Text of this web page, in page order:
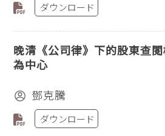
ダウンロード
晚清《公司律》下的股東查
為中心
鄧克騰
ダウンロード